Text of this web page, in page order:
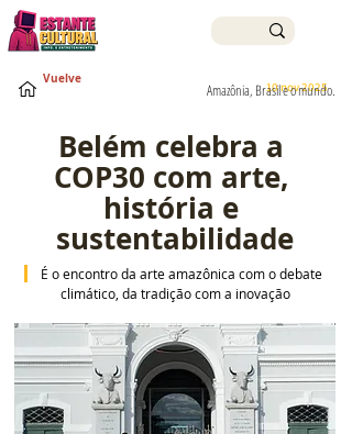
10 nov 2025
Amazônia, Brasil e o mundo.
Vuelve
Belém celebra a
COP30 com arte,
história e
sustentabilidade
É o encontro da arte amazônica com o debate
climático, da tradição com a inovação